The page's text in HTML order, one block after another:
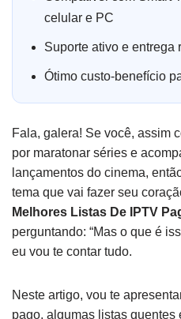
celular e PC
Suporte ativo e entrega
Ótimo custo-benefício
Fala, galera! Se você, assim
por maratonar séries e
lançamentos do cinema,
tema que vai fazer seu
Melhores Listas De IPTV
perguntando: “Mas o que é
eu vou te contar tudo.
Neste artigo, vou te
pago, algumas listas quentes